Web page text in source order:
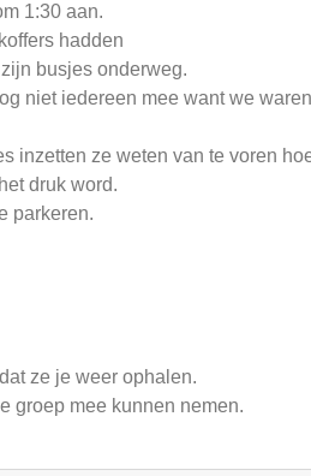
1:30 aan.
hadden
busjes onderweg.
niet iedereen mee want we
inzetten ze weten van te voren
druk word.
parkeren.
ze je weer ophalen.
groep mee kunnen nemen.